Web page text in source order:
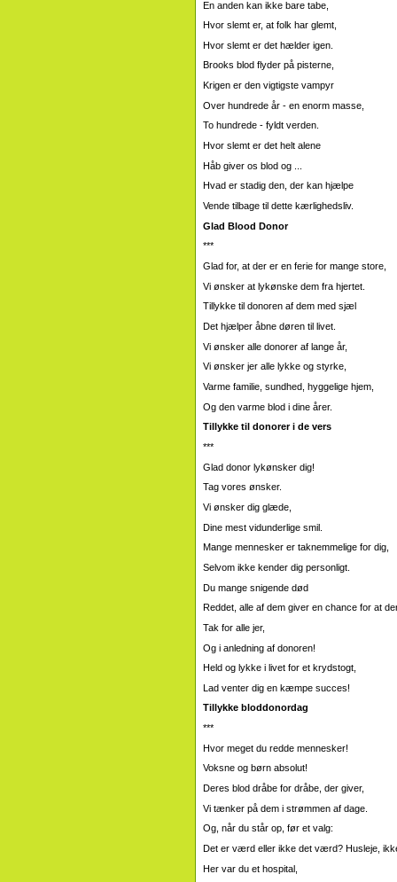
En anden kan ikke bare tabe,
Hvor slemt er, at folk har glemt,
Hvor slemt er det hælder igen.
Brooks blod flyder på pisterne,
Krigen er den vigtigste vampyr
Over hundrede år - en enorm masse,
To hundrede - fyldt verden.
Hvor slemt er det helt alene
Håb giver os blod og ...
Hvad er stadig den, der kan hjælpe
Vende tilbage til dette kærlighedsliv.
Glad Blood Donor
***
Glad for, at der er en ferie for mange store,
Vi ønsker at lykønske dem fra hjertet.
Tillykke til donoren af ​​dem med sjæl
Det hjælper åbne døren til livet.
Vi ønsker alle donorer af lange år,
Vi ønsker jer alle lykke og styrke,
Varme familie, sundhed, hyggelige hjem,
Og den varme blod i dine årer.
Tillykke til donorer i de vers
***
Glad donor lykønsker dig!
Tag vores ønsker.
Vi ønsker dig glæde,
Dine mest vidunderlige smil.
Mange mennesker er taknemmelige for dig,
Selvom ikke kender dig personligt.
Du mange snigende død
Reddet, alle af dem giver en chance for at
Tak for alle jer,
Og i anledning af donoren!
Held og lykke i livet for et krydstogt,
Lad venter dig en kæmpe succes!
Tillykke bloddonordag
***
Hvor meget du redde mennesker!
Voksne og børn absolut!
Deres blod dråbe for dråbe, der giver,
Vi tænker på dem i strømmen af ​​dage.
Og, når du står op, før et valg:
Det er værd eller ikke det værd? Husleje,
Her var du et hospital,